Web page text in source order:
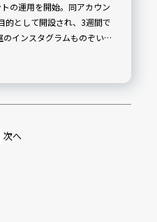
の運用を開始。同アカウン
的として開設され、3週間で
インスタグラムものぞいて
本との関係とともに紹介し
次へ